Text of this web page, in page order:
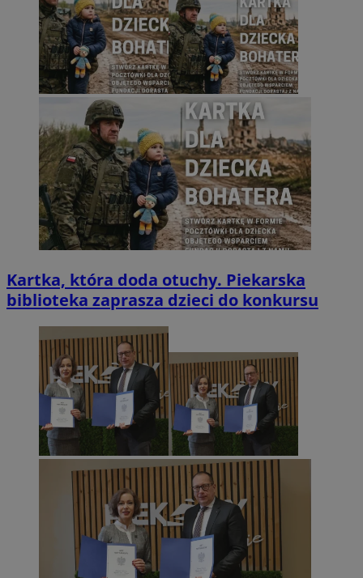
Kartka, która doda otuchy. Piekarska
biblioteka zaprasza dzieci do konkursu